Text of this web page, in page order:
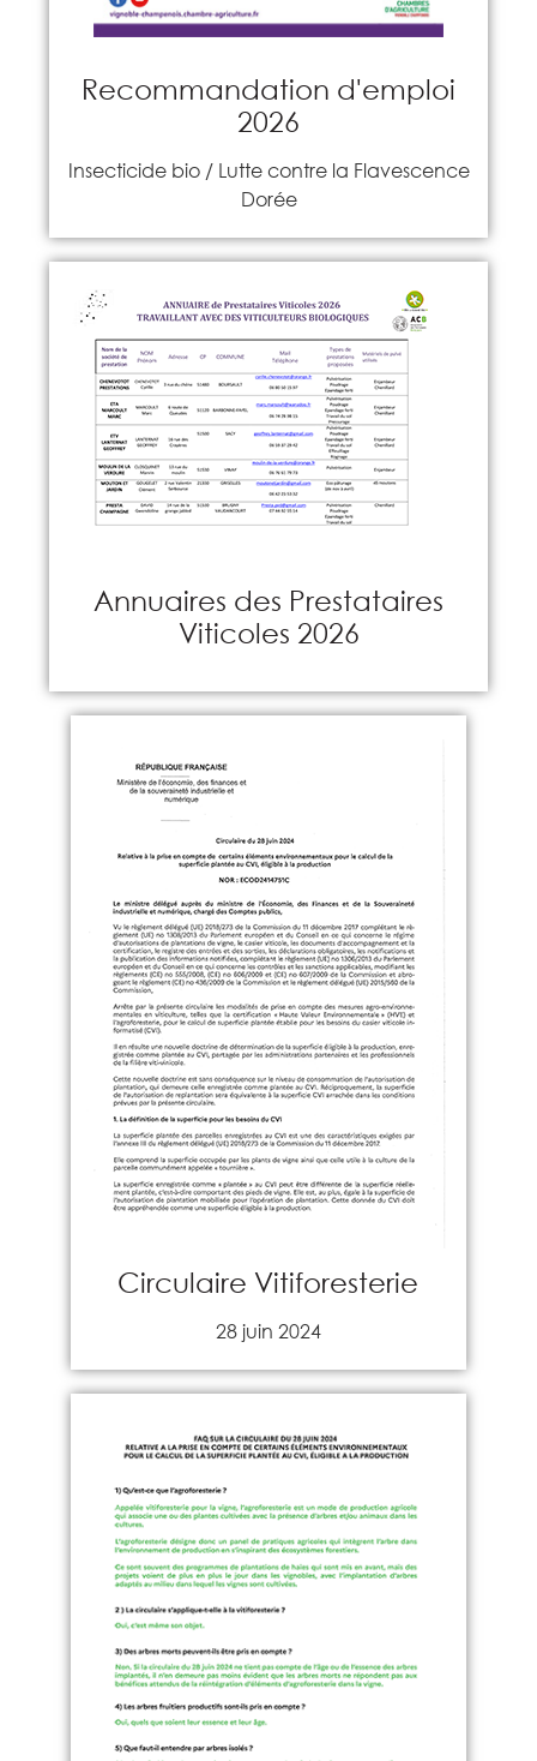
Recommandation d'emploi
2026
Insecticide bio / Lutte contre la Flavescence
Dorée
Annuaires des Prestataires
Viticoles 2026
Circulaire Vitiforesterie
28 juin 2024